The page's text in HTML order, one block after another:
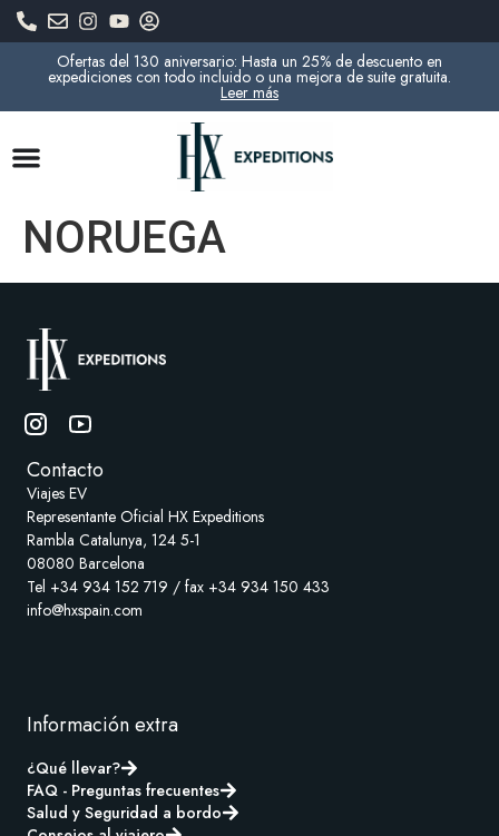
Ofertas del 130 aniversario: Hasta un 25% de descuento en
expediciones con todo incluido o una mejora de suite gratuita.
Leer más
NORUEGA
Contacto
Viajes EV
Representante Oficial HX Expeditions
Rambla Catalunya, 124 5-1
08080 Barcelona
Tel +34 934 152 719 / fax +34 934 150 433
info@hxspain.com
Información extra
¿Qué llevar?
FAQ - Preguntas frecuentes
Salud y Seguridad a bordo